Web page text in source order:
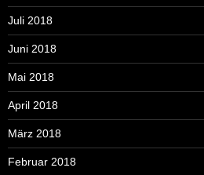
Juli 2018
Juni 2018
Mai 2018
April 2018
März 2018
Februar 2018